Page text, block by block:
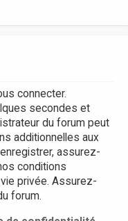
connecter.
secondes et
du forum peut
additionnelles aux
assurez-
conditions
privée. Assurez-
forum.